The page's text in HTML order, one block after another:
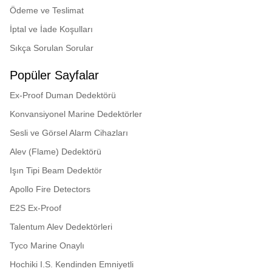
GB.JB05.B03365
Ödeme ve Teslimat
İptal ve İade Koşulları
Sıkça Sorulan Sorular
Popüler Sayfalar
Ex-Proof Duman Dedektörü
Konvansiyonel Marine Dedektörler
Sesli ve Görsel Alarm Cihazları
Alev (Flame) Dedektörü
Işın Tipi Beam Dedektör
Apollo Fire Detectors
E2S Ex-Proof
Talentum Alev Dedektörleri
Tyco Marine Onaylı
Hochiki I.S. Kendinden Emniyetli